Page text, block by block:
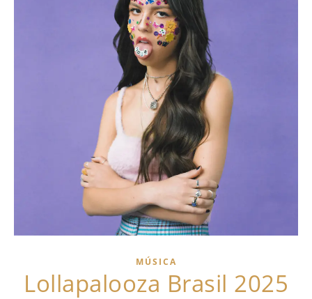
MÚSICA
Lollapalooza Brasil 2025